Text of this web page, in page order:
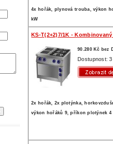
4x hořák, plynová trouba, výkon
kW
KS-T(2+2)7/1K -
90.280 Kč bez
Dostupnost:
2x hořák, 2x plotýnka,
výkon hořáků 9, příkon plotýnek 4